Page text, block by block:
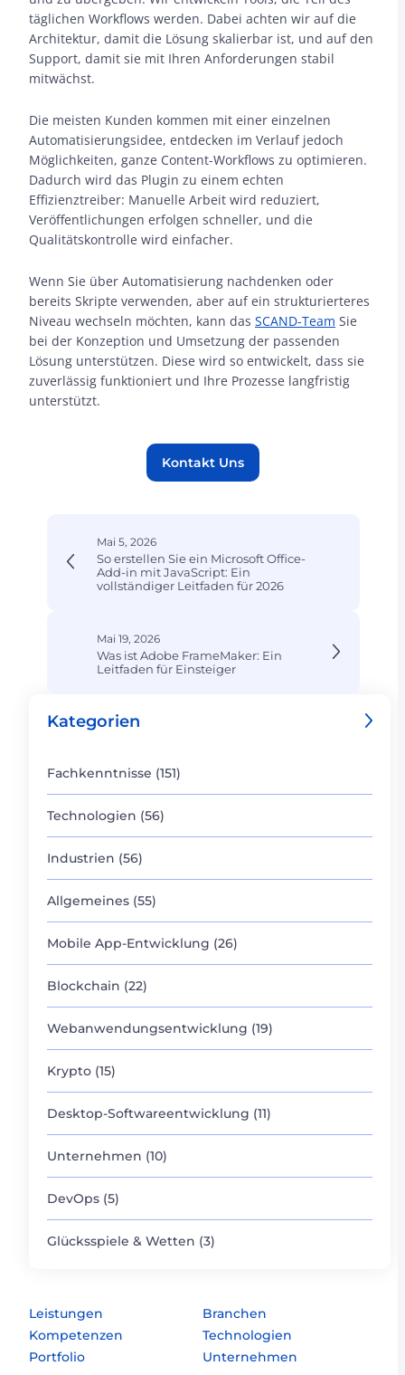
täglichen Workflows werden. Dabei achten wir auf die
Architektur, damit die Lösung skalierbar ist, und auf den
Support, damit sie mit Ihren Anforderungen stabil
mitwächst.
Die meisten Kunden kommen mit einer einzelnen
Automatisierungsidee, entdecken im Verlauf jedoch
Möglichkeiten, ganze Content-Workflows zu optimieren.
Dadurch wird das Plugin zu einem echten
Effizienztreiber: Manuelle Arbeit wird reduziert,
Veröffentlichungen erfolgen schneller, und die
Qualitätskontrolle wird einfacher.
Wenn Sie über Automatisierung nachdenken oder
bereits Skripte verwenden, aber auf ein strukturierteres
Niveau wechseln möchten, kann das SCAND-Team Sie
bei der Konzeption und Umsetzung der passenden
Lösung unterstützen. Diese wird so entwickelt, dass sie
zuverlässig funktioniert und Ihre Prozesse langfristig
unterstützt.
Kontakt Uns
Mai 5, 2026
So erstellen Sie ein Microsoft Office-
Add-in mit JavaScript: Ein
vollständiger Leitfaden für 2026
Mai 19, 2026
Was ist Adobe FrameMaker: Ein
Leitfaden für Einsteiger
Kategorien
Fachkenntnisse (151)
Technologien (56)
Industrien (56)
Allgemeines (55)
Mobile App-Entwicklung (26)
Blockchain (22)
Webanwendungsentwicklung (19)
Krypto (15)
Desktop-Softwareentwicklung (11)
Unternehmen (10)
DevOps (5)
Glücksspiele & Wetten (3)
Leistungen
Branchen
Kompetenzen
Technologien
Portfolio
Unternehmen